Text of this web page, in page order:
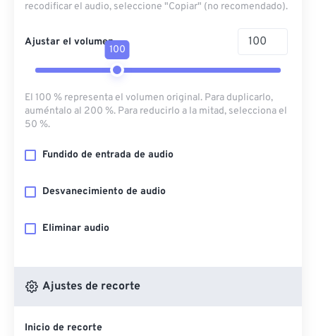
recodificar el audio, seleccione "Copiar" (no recomendado).
Ajustar el volumen
100
El 100 % representa el volumen original. Para duplicarlo,
auméntalo al 200 %. Para reducirlo a la mitad, selecciona el
50 %.
Fundido de entrada de audio
Desvanecimiento de audio
Eliminar audio
Ajustes de recorte
Inicio de recorte